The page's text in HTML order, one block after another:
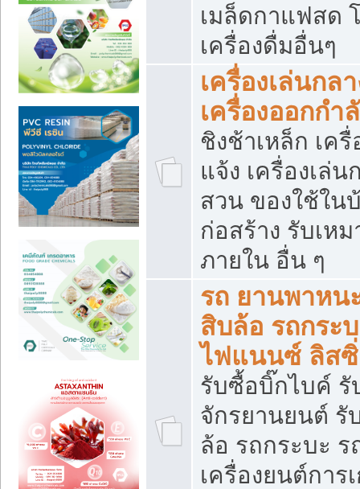
เมล็ดกาแฟสด
เครื่องดื่มอื่นๆ
เครื่องเล่นกล
เครื่องออกกำ
ชิงช้าเหล็ก เค
แจ้ง เครื่องเล่น
สวน ของใช้ใน
ก่อสร้าง รับเห
ภายใน อื่น ๆ
รถ ยานพาหน
สิบล้อ รถกระ
ไฟแนนซ์ ลิส
รับซื้อบิ๊กไบค์
จักรยานยนต์ รั
ล้อ รถกระบะ
เครื่องยนต์การ